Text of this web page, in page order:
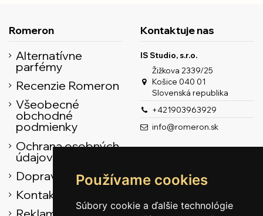
Používame cookies
Súbory cookie a ďalšie technológie
Romeron
Alternatívne
parfémy
Recenzie Romeron
Všeobecné
obchodné
podmienky
Ochrana osobných
údajov
Doprava
Kontaktné údaje
Kontaktuje nas
IS Studio, s.r.o.
Žižkova 2339/25
Košice 040 01
Slovenská republika
+421903963929
info@romeron.sk